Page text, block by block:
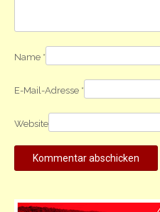
Name *
E-Mail-Adresse *
Website